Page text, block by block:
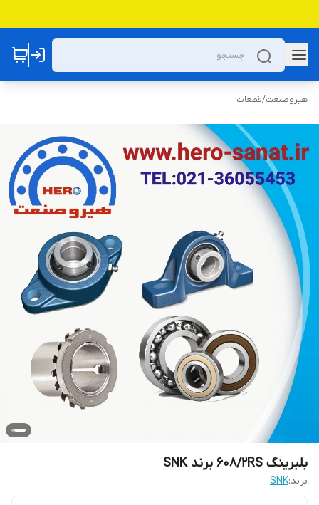
هیروصنعت/قطعات
بلبرینگ 608/2RS برند SNK
برند:SNK